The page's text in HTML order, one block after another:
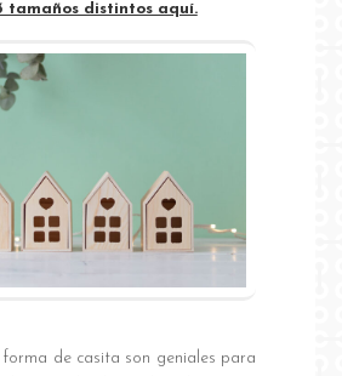
tamaños distintos aquí.
forma de casita son geniales para